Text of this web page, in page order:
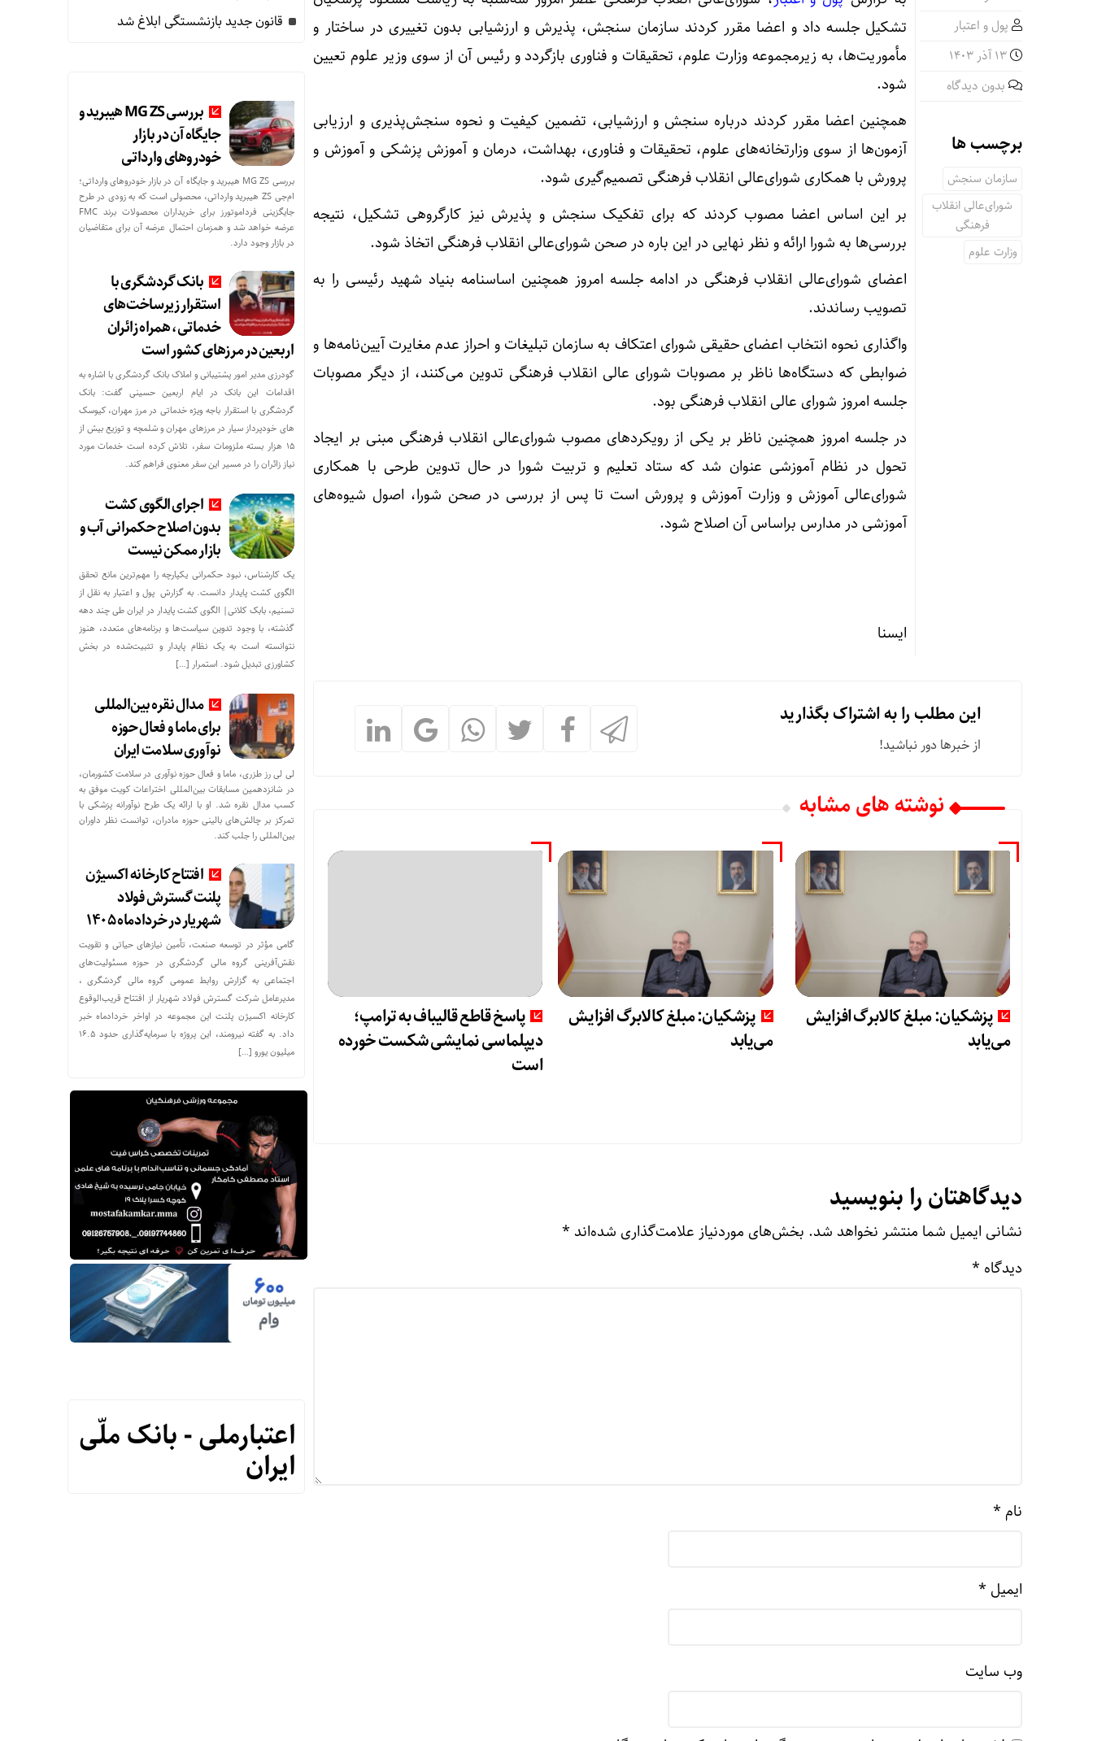
پول و اعتبار
بدون دیدگاه
برچسب ها
سازمان سنجش
شورای‌عالی انقلاب
فرهنگی
وزارت علوم
تشکیل جلسه داد و اعضا مقرر کردند سازمان سنجش، پذیرش و ارزشیابی بدون تغییری در ساختار و
مأموریت‌ها، به زیرمجموعه وزارت علوم، تحقیقات و فناوری بازگردد و رئیس آن از سوی وزیر علوم تعیین
شود.
همچنین اعضا مقرر کردند درباره سنجش و ارزشیابی، تضمین کیفیت و نحوه سنجش‌پذیری و ارزیابی
آزمون‌ها از سوی وزارتخانه‌های علوم، تحقیقات و فناوری، بهداشت، درمان و آموزش پزشکی و آموزش و
پرورش با همکاری شورای‌عالی انقلاب فرهنگی تصمیم‌گیری شود.
بر این اساس اعضا مصوب کردند که برای تفکیک سنجش و پذیرش نیز کارگروهی تشکیل، نتیجه
بررسی‌ها به شورا ارائه و نظر نهایی در این باره در صحن شورای‌عالی انقلاب فرهنگی اتخاذ شود.
اعضای شورای‌عالی انقلاب فرهنگی در ادامه جلسه امروز همچنین اساسنامه بنیاد شهید رئیسی را به
تصویب رساندند.
واگذاری نحوه انتخاب اعضای حقیقی شورای اعتکاف به سازمان تبلیغات و احراز عدم مغایرت آیین‌نامه‌ها و
ضوابطی که دستگاه‌ها ناظر بر مصوبات شورای عالی انقلاب فرهنگی تدوین می‌کنند، از دیگر مصوبات
جلسه امروز شورای عالی انقلاب فرهنگی بود.
در جلسه امروز همچنین ناظر بر یکی از رویکردهای مصوب شورای‌عالی انقلاب فرهنگی مبنی بر ایجاد
تحول در نظام آموزشی عنوان شد که ستاد تعلیم و تربیت شورا در حال تدوین طرحی با همکاری
شورای‌عالی آموزش و وزارت آموزش و پرورش است تا پس از بررسی در صحن شورا، اصول شیوه‌های
آموزشی در مدارس براساس آن اصلاح شود.
ایسنا
این مطلب را به اشتراک بگذارید
از خبرها دور نباشید!
نوشته های مشابه
پزشکیان: مبلغ کالابرگ افزایش
می‌یابد
پزشکیان: مبلغ کالابرگ افزایش
می‌یابد
پاسخ قاطع قالیباف به ترامپ؛
دیپلماسی نمایشی شکست خورده
است
دیدگاهتان را بنویسید
نشانی ایمیل شما منتشر نخواهد شد. بخش‌های موردنیاز علامت‌گذاری شده‌اند *
دیدگاه *
نام *
ایمیل *
وب‌ سایت
قانون جدید بازنشستگی ابلاغ شد
بررسی MG ZS هیبرید و
جایگاه آن در بازار
خودروهای وارداتی
بررسی MG ZS هیبرید و جایگاه آن در بازار خودروهای وارداتی؛
ام‌جی ZS هیبرید وارداتی، محصولی است که به زودی در طرح
جایگزینی فرداموتورز برای خریداران محصولات برند FMC
عرضه خواهد شد و همزمان احتمال عرضه آن برای متقاضیان
در بازار وجود دارد.
بانک گردشگری با
استقرار زیرساخت‌های
خدماتی، همراه زائران
اربعین در مرزهای کشور است
گودرزی مدیر امور پشتیبانی و املاک بانک گردشگری با اشاره به
اقدامات این بانک در ایام اربعین حسینی گفت: بانک
گردشگری با استقرار باجه ویژه خدماتی در مرز مهران، کیوسک
های خودپرداز سیار در مرزهای مهران و شلمچه و توزیع بیش از
۱۵ هزار بسته ملزومات سفر، تلاش کرده است خدمات مورد
نیاز زائران را در مسیر این سفر معنوی فراهم کند.
اجرای الگوی کشت
بدون اصلاح حکمرانی آب و
بازار ممکن نیست
یک کارشناس، نبود حکمرانی یکپارچه را مهم‌ترین مانع تحقق
الگوی کشت پایدار دانست. به گزارش پول و اعتبار به نقل از
تسنیم، بابک کلانی| الگوی کشت پایدار در ایران طی چند دهه
گذشته، با وجود تدوین سیاست‌ها و برنامه‌های متعدد، هنوز
نتوانسته است به یک نظام پایدار و تثبیت‌شده در بخش
کشاورزی تبدیل شود. استمرار […]
مدال نقره بین‌المللی
برای ماما و فعال حوزه
نوآوری سلامت ایران
لی لی رز طزری، ماما و فعال حوزه نوآوری در سلامت کشورمان،
در شانزدهمین مسابقات بین‌المللی اختراعات کویت موفق به
کسب مدال نقره شد. او با ارائه یک طرح نوآورانه پزشکی با
تمرکز بر چالش‌های بالینی حوزه مادران، توانست نظر داوران
بین‌المللی را جلب کند.
افتتاح کارخانه اکسیژن
پلنت گسترش فولاد
شهریار در خردادماه ۱۴۰۵
گامی مؤثر در توسعه صنعت، تأمین نیازهای حیاتی و تقویت
نقش‌آفرینی گروه مالی گردشگری در حوزه مسئولیت‌های
اجتماعی به گزارش روابط عمومی گروه مالی گردشگری ،
مدیرعامل شرکت گسترش فولاد شهریار از افتتاح قریب‌الوقوع
کارخانه اکسیژن پلنت این مجموعه در اواخر خردادماه خبر
داد. به گفته نیرومند، این پروژه با سرمایه‌گذاری حدود ۱۶.۵
میلیون یورو […]
اعتبارملی - بانک ملّی
ایران